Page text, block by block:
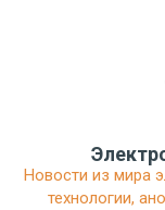
Новости из мира
технологии,